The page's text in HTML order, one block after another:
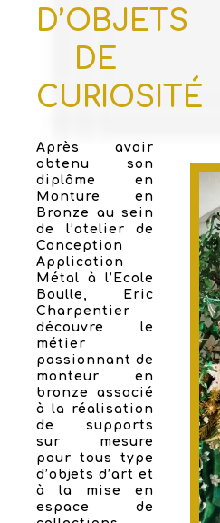
D’OBJETS
DE
CURIOSITÉ
Après avoir
obtenu son
diplôme en
Monture en
Bronze au sein
de l’atelier de
Conception
Application
Métal à l’Ecole
Boulle, Eric
Charpentier
découvre le
métier
passionnant de
monteur en
bronze associé
à la réalisation
de supports
sur mesure
pour tous type
d’objets d’art et
à la mise en
espace de